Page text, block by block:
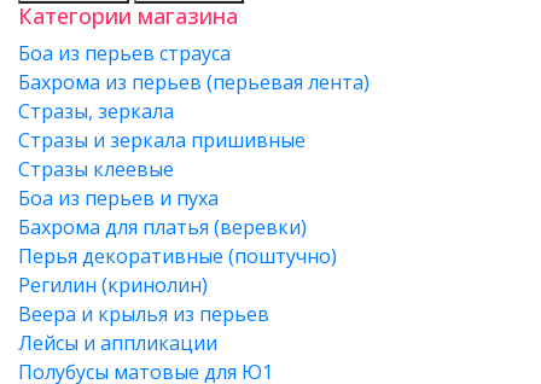
Категории магазина
Боа из перьев страуса
Бахрома из перьев (перьевая лента)
Стразы, зеркала
Стразы и зеркала пришивные
Стразы клеевые
Боа из перьев и пуха
Бахрома для платья (веревки)
Перья декоративные (поштучно)
Регилин (кринолин)
Веера и крылья из перьев
Лейсы и аппликации
Полубусы матовые для Ю1